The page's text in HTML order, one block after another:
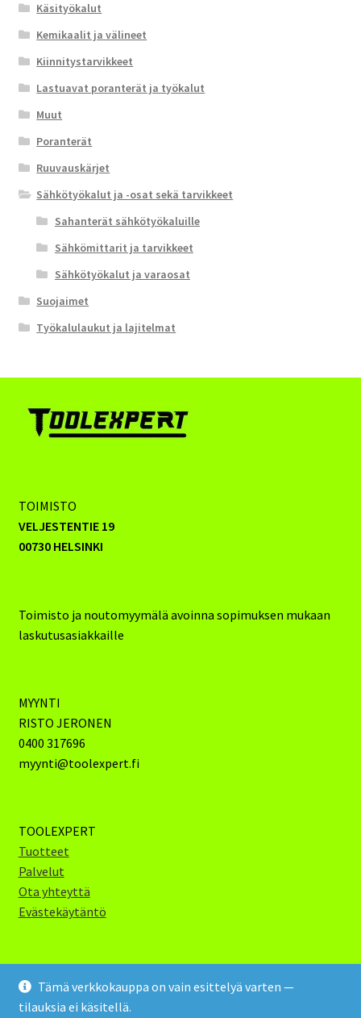
Tämä verkkokauppa on vain esittelyä varten —
tilauksia ei käsitellä.
Käsityökalut
Kemikaalit ja välineet
Kiinnitystarvikkeet
Lastuavat poranterät ja työkalut
Muut
Poranterät
Ruuvauskärjet
Sähkötyökalut ja -osat sekä tarvikkeet
Sahanterät sähkötyökaluille
Sähkömittarit ja tarvikkeet
Sähkötyökalut ja varaosat
Suojaimet
Työkalulaukut ja lajitelmat
TOIMISTO
VELJESTENTIE 19
00730 HELSINKI
Toimisto ja noutomyymälä avoinna sopimuksen mukaan
laskutusasiakkaille
MYYNTI
RISTO JERONEN
0400 317696
myynti@toolexpert.fi
TOOLEXPERT
Tuotteet
Palvelut
Ota yhteyttä
Evästekäytäntö
Toolexpert Oy 2024 (c)